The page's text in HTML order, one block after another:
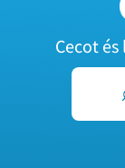
Cecot